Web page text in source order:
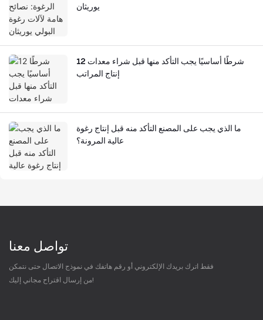
يوريثان
12 شرطًا أساسيًا يجب التأكد منها قبل شراء معدات
إنتاج المراتب
ما الذي يجب على المصنع التأكد منه قبل إنتاج رغوة
عالية المرونة؟
تواصل معنا
فقط اترك بريدك الإلكتروني أو رقم هاتفك في نموذج الاتصال حتى نتمكن
من إرسال اقتراح مجاني إليك!